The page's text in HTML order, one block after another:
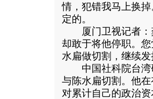
情，犯错我马上换
定的。
厦门卫视记者：
却敢于将他停职。
水扁做切割，继续
中国社科院台湾
与陈水扁切割。他
对累计自己的政治